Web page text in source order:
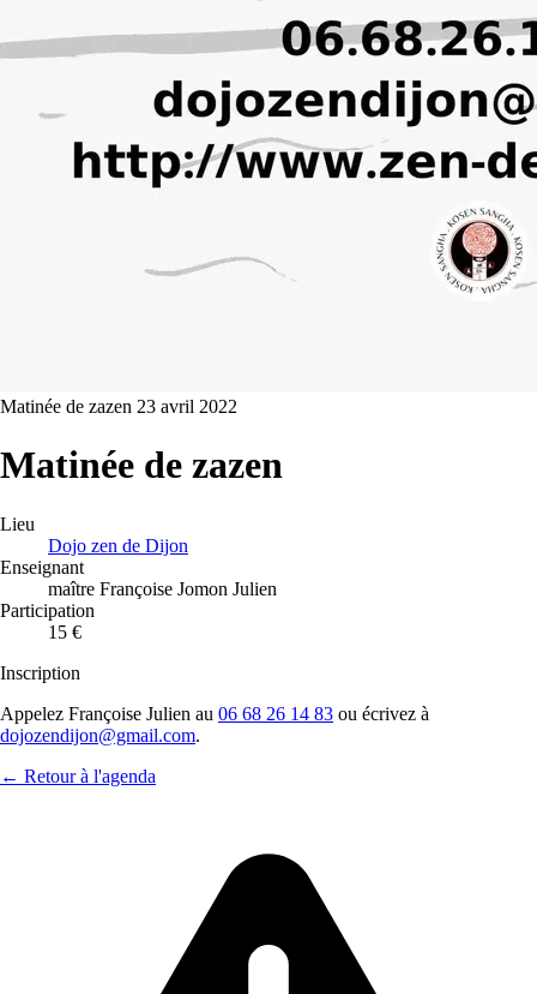
Matinée de zazen 23 avril 2022
Matinée de zazen
Lieu
Dojo zen de Dijon
Enseignant
maître Françoise Jomon Julien
Participation
15 €
Inscription
Appelez Françoise Julien au 06 68 26 14 83 ou écrivez à
dojozendijon@gmail.com.
← Retour à l'agenda